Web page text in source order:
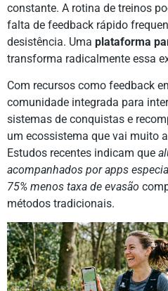
constante. A rotina de treinos
falta de feedback rápido
desistência. Uma plataforma
transforma radicalmente essa
Com recursos como feedback
comunidade integrada para
sistemas de conquistas e
um ecossistema que vai muito
Estudos recentes indicam que
acompanhados por apps
75% menos taxa de evasão
métodos tradicionais.